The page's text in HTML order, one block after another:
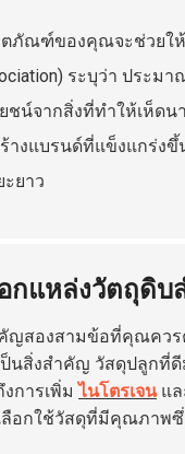
ตภัณฑ์ของคุณจะช่วย
ระบุว่า ประม
จากสิ่งที่ทำให้เห็ดน
งแบรนด์ที่แข็งแกร่ง
ยาว
แหล่งวัตถุดิบ
ญสองสามข้อที่คุณควร
นสิ่งสำคัญ วัสดุปลูกที่
งการเพิ่มไนโตรเจนแล
อกใช้วัสดุที่มีคุณภาพ